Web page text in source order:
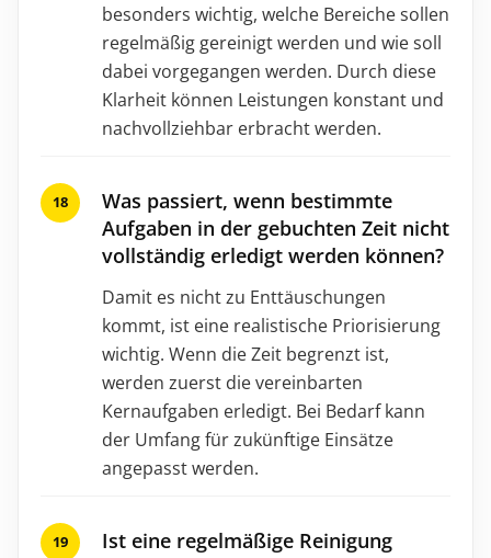
besonders wichtig, welche Bereiche sollen
regelmäßig gereinigt werden und wie soll
dabei vorgegangen werden. Durch diese
Klarheit können Leistungen konstant und
nachvollziehbar erbracht werden.
Was passiert, wenn bestimmte
Aufgaben in der gebuchten Zeit nicht
vollständig erledigt werden können?
Damit es nicht zu Enttäuschungen
kommt, ist eine realistische Priorisierung
wichtig. Wenn die Zeit begrenzt ist,
werden zuerst die vereinbarten
Kernaufgaben erledigt. Bei Bedarf kann
der Umfang für zukünftige Einsätze
angepasst werden.
Ist eine regelmäßige Reinigung